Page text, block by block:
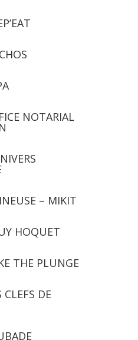
NOTARIAL
– MIKIT
HOQUET
THE PLUNGE
CLEFS DE